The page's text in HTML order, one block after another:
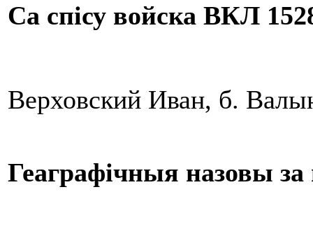
Са спісу войска ВКЛ
Верховский Иван, б.
Геаграфічныя назовы